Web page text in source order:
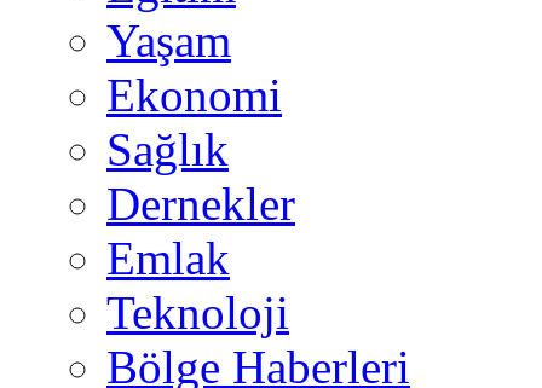
Yaşam
Ekonomi
Sağlık
Dernekler
Emlak
Teknoloji
Bölge Haberleri